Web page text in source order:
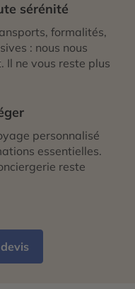
sérénité
formalités,
: nous nous
Il ne vous reste plus
personnalisé
essentielles.
reste